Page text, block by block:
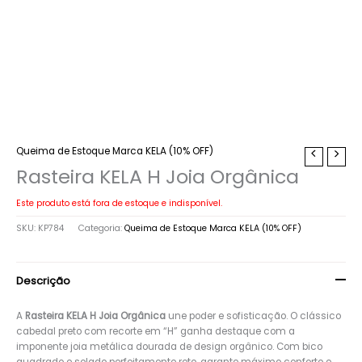
Queima de Estoque Marca KELA (10% OFF)
Rasteira KELA H Joia Orgânica
Este produto está fora de estoque e indisponível.
SKU: KP784 Categoria: Queima de Estoque Marca KELA (10% OFF)
Descrição
A Rasteira KELA H Joia Orgânica une poder e sofisticação. O clássico
cabedal preto com recorte em “H” ganha destaque com a
imponente joia metálica dourada de design orgânico. Com bico